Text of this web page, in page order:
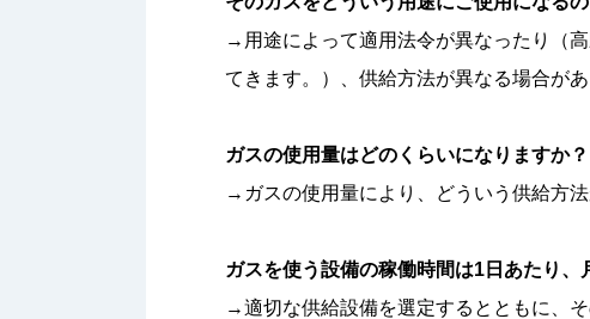
→用途によって適用法令が異なったり（
てきます。）、供給方法が異なる場合があ
ガスの使用量はどのくらいになりますか？
→ガスの使用量により、どういう供給方
ガスを使う設備の稼働時間は1日あたり
→適切な供給設備を選定するとともに、